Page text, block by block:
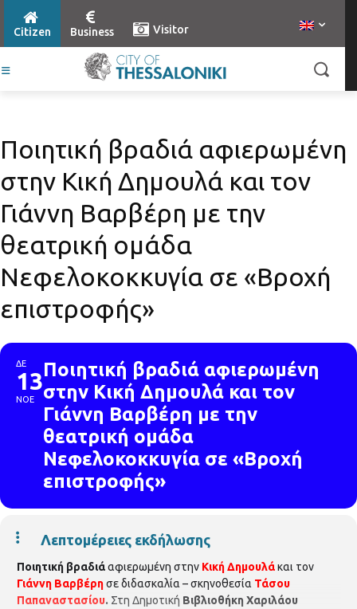
Citizen Business Visitor
Ποιητική βραδιά αφιερωμένη
στην Κική Δημουλά και τον
Γιάννη Βαρβέρη με την
θεατρική ομάδα
Νεφελοκοκκυγία σε «Βροχή
επιστροφής»
ΔΕ
13
ΝΟΕ
Ποιητική βραδιά αφιερωμένη
στην Κική Δημουλά και τον
Γιάννη Βαρβέρη με την
θεατρική ομάδα
Νεφελοκοκκυγία σε «Βροχή
επιστροφής»
Λεπτομέρειες εκδήλωσης
Ποιητική βραδιάαφιερωμένη στην Κική Δημουλάκαι τον
Γιάννη Βαρβέρησε διδασκαλία – σκηνοθεσία Τάσου
Παπαναστασίου. Στη Δημοτική Βιβλιοθήκη Χαριλάου